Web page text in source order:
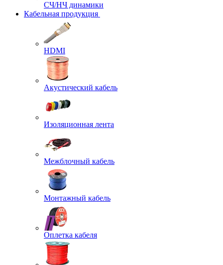
СЧ/НЧ динамики
Кабельная продукция
HDMI
Акустический кабель
Изоляционная лента
Межблочный кабель
Монтажный кабель
Оплетка кабеля